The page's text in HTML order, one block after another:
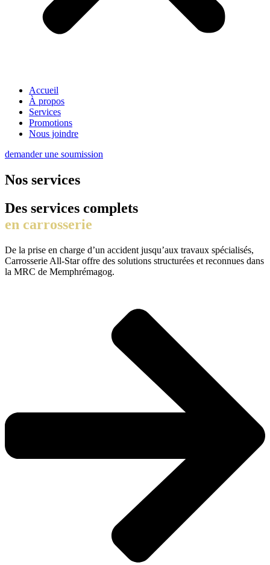
Accueil
À propos
Services
Promotions
Nous joindre
demander une soumission
Nos services
Des services complets
en carrosserie
De la prise en charge d’un accident jusqu’aux travaux spécialisés,
Carrosserie All-Star offre des solutions structurées et reconnues dans
la MRC de Memphrémagog.